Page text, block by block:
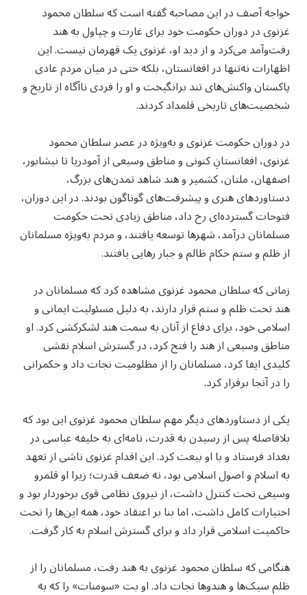
خواجه آصف در این مصاحبه گفته است که سلطان محمود
غزنوی در دوران حکومت خود برای غارت و چپاول به هند
رفت‌وآمد می‌کرد و از دید او، غزنوی یک قهرمان نیست. این
اظهارات نه‌تنها در افغانستان، بلکه حتی در میان مردم عادی
پاکستان واکنش‌های تند برانگیخت و او را فردی ناآگاه از تاریخ و
شخصیت‌های تاریخی قلمداد کردند.
در دوران حکومت غزنوی و به‌ویژه در عصر سلطان محمود
غزنوی، افغانستانِ کنونی و مناطق وسیعی از آمودریا تا نیشابور،
اصفهان، ملتان، کشمیر و هند شاهد تمدن‌های بزرگ،
دستاوردهای هنری و پیشرفت‌های گوناگون بودند. در این دوران،
فتوحات گسترده‌ای رخ داد، مناطق زیادی تحت حکومت
مسلمانان درآمد، شهرها توسعه یافتند، و مردم به‌ویژه مسلمانان
از ظلم و ستم حکام ظالم و جبار رهایی یافتند.
زمانی که سلطان محمود غزنوی مشاهده کرد که مسلمانان در
هند تحت ظلم و ستم قرار دارند، به دلیل مسئولیت ایمانی و
اسلامی خود، برای دفاع از آنان به سمت هند لشکرکشی کرد. او
مناطق وسیعی از هند را فتح کرد، در گسترش اسلام نقشی
کلیدی ایفا کرد، مسلمانان را از مظلومیت نجات داد و حکمرانی
را در آنجا برقرار کرد.
یکی از دستاوردهای دیگر مهم سلطان محمود غزنوی این بود که
بلافاصله پس از رسیدن به قدرت، نامه‌ای به خلیفه عباسی در
بغداد فرستاد و با او بیعت کرد. این اقدام غزنوی ناشی از تعهد
به اسلام و اصول اسلامی بود، نه ضعف قدرت؛ زیرا او قلمرو
وسیعی تحت کنترل داشت، از نیروی نظامی قوی برخوردار بود و
اختیارات کامل داشت، اما بنا بر اعتقاد خود، همه این‌ها را تحت
حاکمیت اسلامی قرار داد و برای گسترش اسلام به کار گرفت.
هنگامی که سلطان محمود غزنوی به هند رفت، مسلمانان را از
ظلم سیک‌ها و هندوها نجات داد. او بت «سومنات» را که به